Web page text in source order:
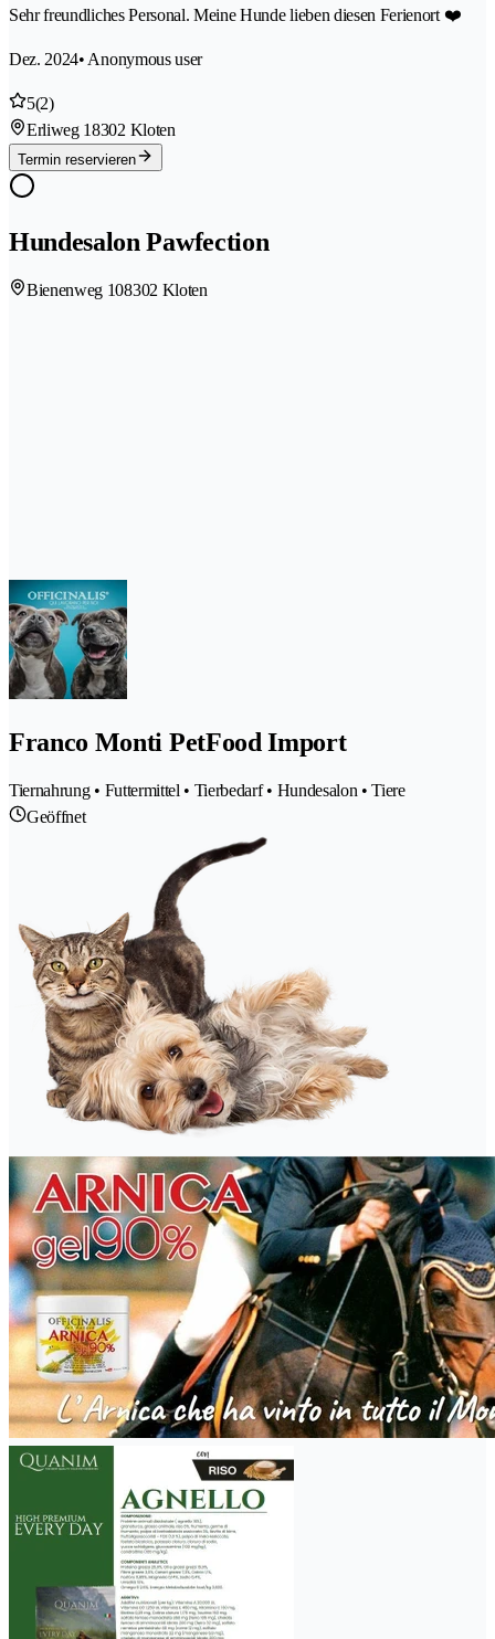
Sehr freundliches Personal. Meine Hunde lieben diesen Ferienort ❤️
Dez. 2024• Anonymous user
5(2)
Erliweg 18302 Kloten
Termin reservieren
Hundesalon Pawfection
Bienenweg 108302 Kloten
Franco Monti PetFood Import
Tiernahrung • Futtermittel • Tierbedarf • Hundesalon • Tiere
Geöffnet